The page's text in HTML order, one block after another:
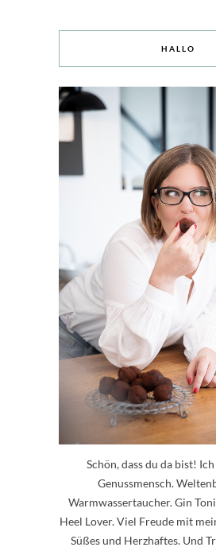
HALLO
Schön, dass du da bist!
Genussmensch.
Warmwassertaucher. Gin
Heel Lover. Viel Freude mit
Süßes und Herzhaftes. Und